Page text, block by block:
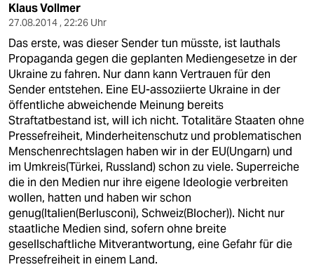
Klaus Vollmer
27.08.2014 , 22:26 Uhr
Das erste, was dieser Sender tun müsste, ist lauthals
Propaganda gegen die geplanten Mediengesetze in der
Ukraine zu fahren. Nur dann kann Vertrauen für den
Sender entstehen. Eine EU-assoziierte Ukraine in der
öffentliche abweichende Meinung bereits
Straftatbestand ist, will ich nicht. Totalitäre Staaten ohne
Pressefreiheit, Minderheitenschutz und problematischen
Menschenrechtslagen haben wir in der EU(Ungarn) und
im Umkreis(Türkei, Russland) schon zu viele. Superreiche
die in den Medien nur ihre eigene Ideologie verbreiten
wollen, hatten und haben wir schon
genug(Italien(Berlusconi), Schweiz(Blocher)). Nicht nur
staatliche Medien sind, sofern ohne breite
gesellschaftliche Mitverantwortung, eine Gefahr für die
Pressefreiheit in einem Land.